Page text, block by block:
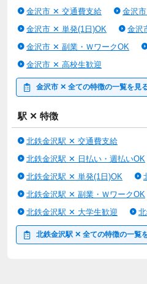
金沢市 ✕ 交通費支給
金沢
金沢市 ✕ 単発(1日)OK
金沢
金沢市 ✕ 副業・ＷワークOK
金沢市 ✕ 高校生歓迎
金沢市 ✕ 全ての特徴の一覧を見
駅 ✕ 特徴
北鉄金沢駅 ✕ 交通費支給
北鉄金沢駅 ✕ 日払い・週払いOK
北鉄金沢駅 ✕ 単発(1日)OK
北鉄金沢駅 ✕ 副業・ＷワークOK
北鉄金沢駅 ✕ 大学生歓迎
北鉄金沢駅 ✕ 全ての特徴の一覧